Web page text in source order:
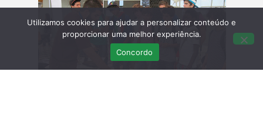
Utilizamos cookies para ajudar a personalizar conteúdo e
proporcionar uma melhor experiência.
Concordo